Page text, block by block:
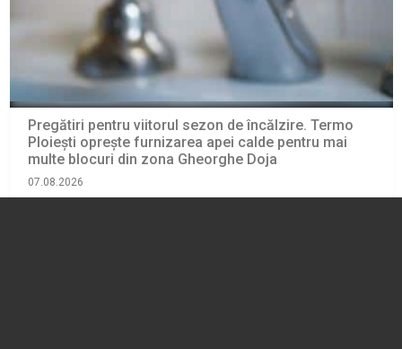
Pregătiri pentru viitorul sezon de încălzire. Termo
Ploiești oprește furnizarea apei calde pentru mai
multe blocuri din zona Gheorghe Doja
07.08.2026